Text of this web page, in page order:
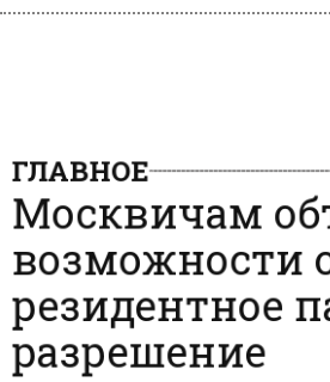
Москвичам
возможности
резидентное
разрешение